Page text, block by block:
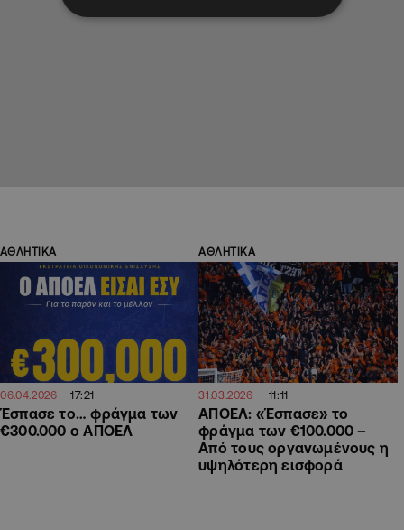
ΑΘΛΗΤΙΚΑ
06.04.2026 17:21
Έσπασε το… φράγμα των
€300.000 ο ΑΠΟΕΛ
ΑΘΛΗΤΙΚΑ
31.03.2026 11:11
ΑΠΟΕΛ: «Έσπασε» το
φράγμα των €100.000 –
Από τους οργανωμένους η
υψηλότερη εισφορά